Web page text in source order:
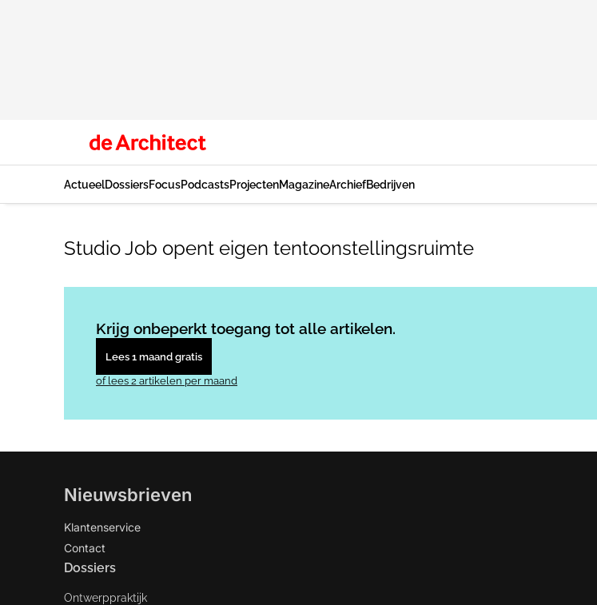
ActueelDossiersFocusPodcastsProjectenMagazineArchiefBedrijven
Studio Job opent eigen tentoonstellingsruimte
Krijg onbeperkt toegang tot alle artikelen.
Lees 1 maand gratis
of lees 2 artikelen per maand
Nieuwsbrieven
Klantenservice
Contact
Dossiers
Ontwerppraktijk